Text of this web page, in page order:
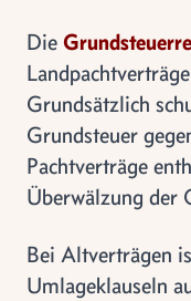
Die
Grundsätzlich
Grundsteuer
Pachtverträge
Überwälzung der
Bei Altverträgen
Umlageklauseln